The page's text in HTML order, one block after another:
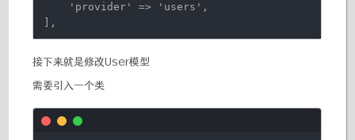
'provider'
=> 'users' ,
],
接下来就是修改User模型
需要引入一个类